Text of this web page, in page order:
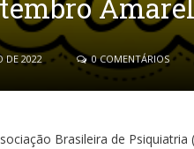
DE 2022 0 COMENTÁRIOS
Brasileira de